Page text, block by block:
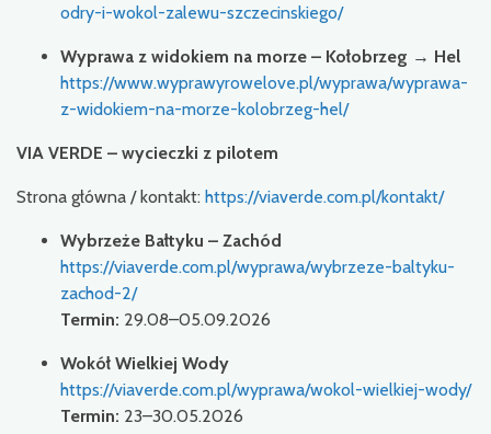
odry-i-wokol-zalewu-szczecinskiego/
Wyprawa z widokiem na morze – Kołobrzeg → Hel
https://www.wyprawyrowelove.pl/wyprawa/wyprawa-
z-widokiem-na-morze-kolobrzeg-hel/
VIA VERDE – wycieczki z pilotem
Strona główna / kontakt: https://viaverde.com.pl/kontakt/
Wybrzeże Bałtyku – Zachód
https://viaverde.com.pl/wyprawa/wybrzeze-baltyku-
zachod-2/
Termin: 29.08–05.09.2026
Wokół Wielkiej Wody
https://viaverde.com.pl/wyprawa/wokol-wielkiej-wody/
Termin: 23–30.05.2026